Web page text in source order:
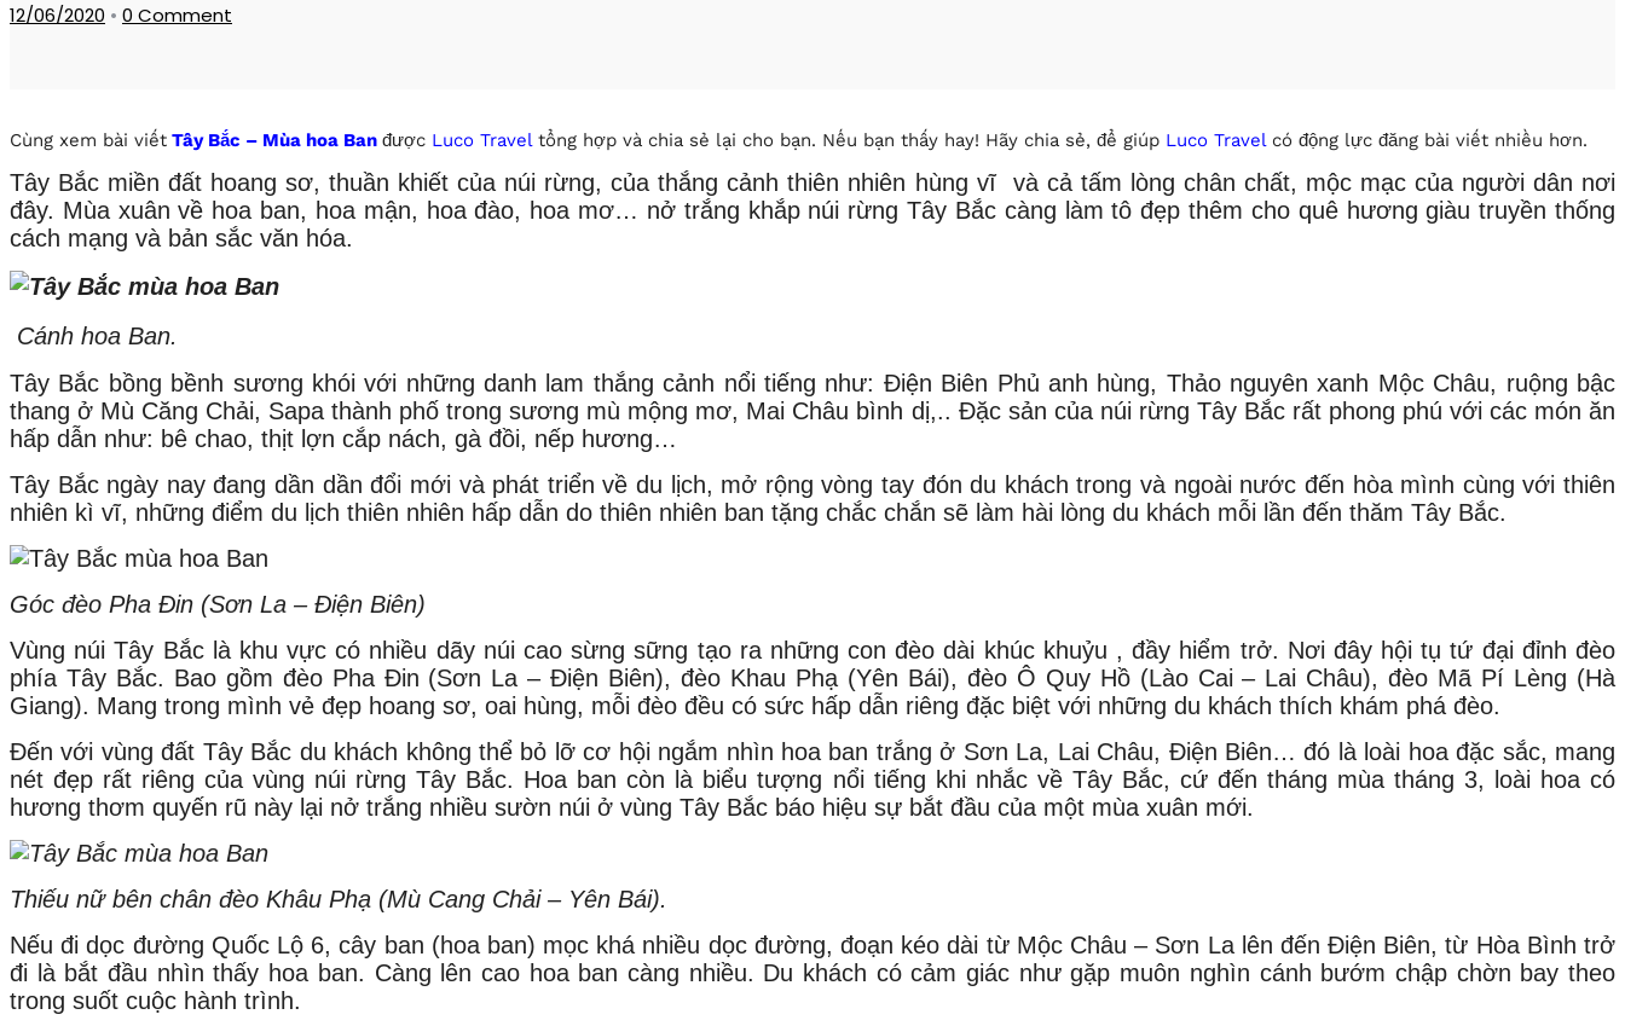
12/06/2020 • 0 Comment
Cùng xem bài viết Tây Bắc – Mùa hoa Ban được Luco Traveltổng hợp và chia sẻ lại cho bạn. Nếu bạn thấy hay! Hãy chia sẻ, để giúp Luco Travelcó động lực đăng bài viết nhiều hơn.
Tây Bắc miền đất hoang sơ, thuần khiết của núi rừng, của thắng cảnh thiên nhiên hùng vĩ và cả tấm lòng chân chất, mộc mạc của người dân nơi
đây. Mùa xuân về hoa ban, hoa mận, hoa đào, hoa mơ… nở trắng khắp núi rừng Tây Bắc càng làm tô đẹp thêm cho quê hương giàu truyền thống
cách mạng và bản sắc văn hóa.
Cánh hoa Ban.
Tây Bắc bồng bềnh sương khói với những danh lam thắng cảnh nổi tiếng như: Điện Biên Phủ anh hùng, Thảo nguyên xanh Mộc Châu, ruộng bậc
thang ở Mù Căng Chải, Sapa thành phố trong sương mù mộng mơ, Mai Châu bình dị,.. Đặc sản của núi rừng Tây Bắc rất phong phú với các món ăn
hấp dẫn như: bê chao, thịt lợn cắp nách, gà đồi, nếp hương…
Tây Bắc ngày nay đang dần dần đổi mới và phát triển về du lịch, mở rộng vòng tay đón du khách trong và ngoài nước đến hòa mình cùng với thiên
nhiên kì vĩ, những điểm du lịch thiên nhiên hấp dẫn do thiên nhiên ban tặng chắc chắn sẽ làm hài lòng du khách mỗi lần đến thăm Tây Bắc.
Góc đèo Pha Đin (Sơn La – Điện Biên)
Vùng núi Tây Bắc là khu vực có nhiều dãy núi cao sừng sững tạo ra những con đèo dài khúc khuỷu , đầy hiểm trở. Nơi đây hội tụ tứ đại đỉnh đèo
phía Tây Bắc. Bao gồm đèo Pha Đin (Sơn La – Điện Biên), đèo Khau Phạ (Yên Bái), đèo Ô Quy Hồ (Lào Cai – Lai Châu), đèo Mã Pí Lèng (Hà
Giang). Mang trong mình vẻ đẹp hoang sơ, oai hùng, mỗi đèo đều có sức hấp dẫn riêng đặc biệt với những du khách thích khám phá đèo.
Đến với vùng đất Tây Bắc du khách không thể bỏ lỡ cơ hội ngắm nhìn hoa ban trắng ở Sơn La, Lai Châu, Điện Biên… đó là loài hoa đặc sắc, mang
nét đẹp rất riêng của vùng núi rừng Tây Bắc. Hoa ban còn là biểu tượng nổi tiếng khi nhắc về Tây Bắc, cứ đến tháng mùa tháng 3, loài hoa có
hương thơm quyến rũ này lại nở trắng nhiều sườn núi ở vùng Tây Bắc báo hiệu sự bắt đầu của một mùa xuân mới.
Thiếu nữ bên chân đèo Khâu Phạ (Mù Cang Chải – Yên Bái).
Nếu đi dọc đường Quốc Lộ 6, cây ban (hoa ban) mọc khá nhiều dọc đường, đoạn kéo dài từ Mộc Châu – Sơn La lên đến Điện Biên, từ Hòa Bình trở
đi là bắt đầu nhìn thấy hoa ban. Càng lên cao hoa ban càng nhiều. Du khách có cảm giác như gặp muôn nghìn cánh bướm chập chờn bay theo
trong suốt cuộc hành trình.